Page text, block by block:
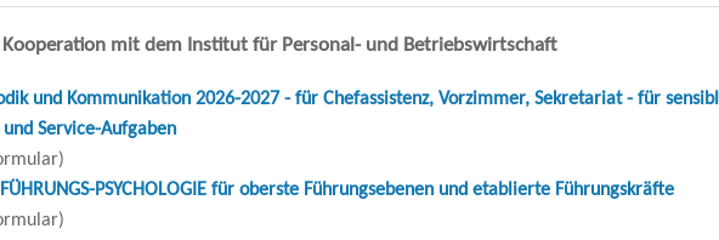
mit dem Institut für Personal- und Betriebswirtschaft
und Kommunikation 2026-2027 - für Chefassistenz, Vorzimmer, Sekretariat - für
Service-Aufgaben
PSYCHOLOGIE für oberste Führungsebenen und etablierte Führungskräfte